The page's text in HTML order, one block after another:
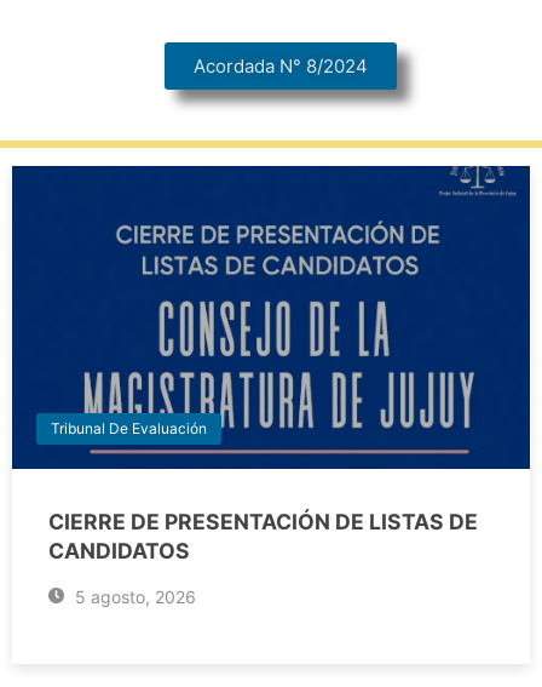
Acordada N° 8/2024
Tribunal De Evaluación
CIERRE DE PRESENTACIÓN DE LISTAS DE
CANDIDATOS
5 agosto, 2026